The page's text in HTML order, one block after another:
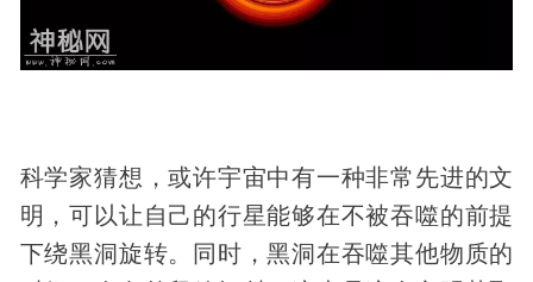
科学家猜想，或许宇宙中有一种非常先进的文
明，可以让自己的行星能够在不被吞噬的前提
下绕黑洞旋转。同时，黑洞在吞噬其他物质的